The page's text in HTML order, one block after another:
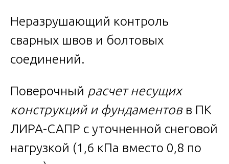
Неразрушающий контроль
сварных швов и болтовых
соединений.
Поверочный расчет несущих
конструкций и фундаментовв ПК
ЛИРА-САПР с уточненной снеговой
нагрузкой (1,6 кПа вместо 0,8 по